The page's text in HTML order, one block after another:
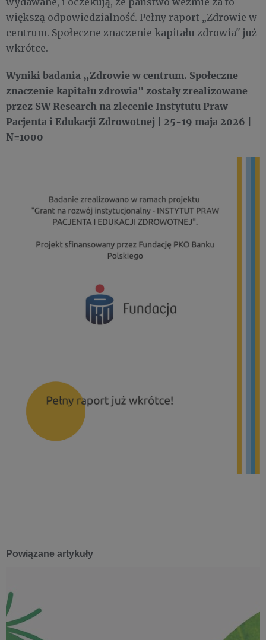
większą odpowiedzialność. Pełny raport „Zdrowie w
centrum. Społeczne znaczenie kapitału zdrowia" już
wkrótce.
Wyniki badania „Zdrowie w centrum. Społeczne
znaczenie kapitału zdrowia" zostały zrealizowane
przez SW Research na zlecenie Instytutu Praw
Pacjenta i Edukacji Zdrowotnej | 25-19 maja 2026 |
N=1000
Powiązane artykuły